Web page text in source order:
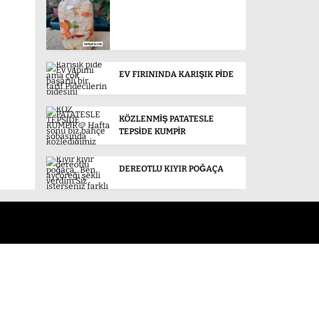
EV FIRININDA KARIŞIK PİDE
KÖZLENMİŞ PATATESLE
TEPSİDE KUMPİR
DEREOTLU KIYIR POĞAÇA